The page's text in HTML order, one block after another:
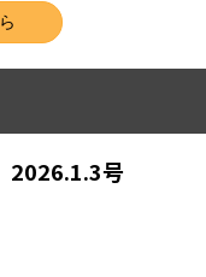
2026.1.3号